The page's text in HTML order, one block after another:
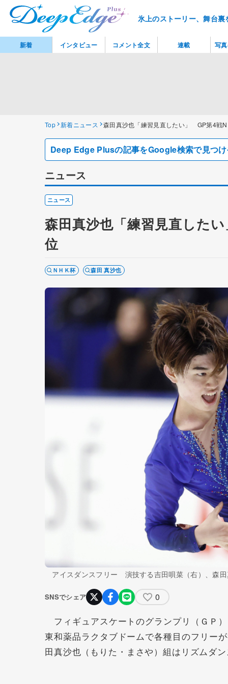
氷上のストーリー、舞台
Top 新着ニュース 森田真沙也「練習見直したい」 GP第4戦
Deep Edge Plusの記事をGoogle検索で見つ
ニュース
ニュース
森田真沙也「練習見直した
位
ＮＨＫ杯 森田 真沙也
アイスダンスフリー 演技する吉田唄菜（右）、森
SNSでシェア 0
フィギュアスケートのグランプリ（ＧＰ
東和薬品ラクタブドームで各種目のフリー
田真沙也 （もりた・まさや）組はリズムダ
新着 インタビュー コメント全文 連載 写